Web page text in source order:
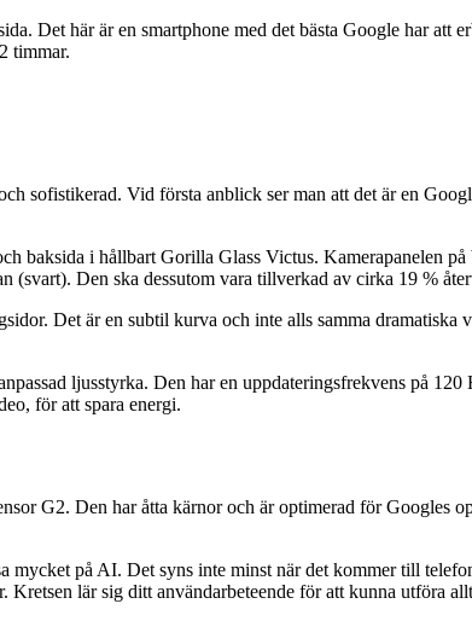
Det här är en smartphone med det bästa Google har att
timmar.
sofistikerad. Vid första anblick ser man att det är en
baksida i hållbart Gorilla Glass Victus. Kamerapanelen
Den ska dessutom vara tillverkad av cirka 19 %
Det är en subtil kurva och inte alls samma
ljusstyrka. Den har en uppdateringsfrekvens på
för att spara energi.
G2. Den har åtta kärnor och är optimerad för Googles
mycket på AI. Det syns inte minst när det kommer till
lär sig ditt användarbeteende för att kunna utföra